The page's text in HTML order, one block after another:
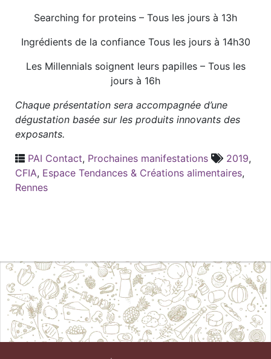
Searching for proteins – Tous les jours à 13h
Ingrédients de la confiance Tous les jours à 14h30
Les Millennials soignent leurs papilles – Tous les
jours à 16h
Chaque présentation sera accompagnée d’une
dégustation basée sur les produits innovants des
exposants.
PAI Contact, Prochaines manifestations 2019,
CFIA, Espace Tendances & Créations alimentaires,
Rennes